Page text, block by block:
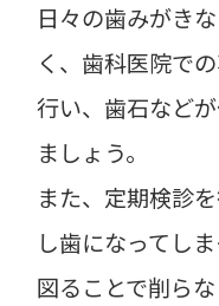
日々の歯みがき
く、歯科医院で
行い、歯石など
ましょう。
また、定期検診
し歯になってし
図ることで削ら